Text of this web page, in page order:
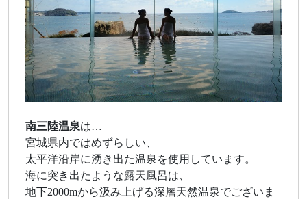
南三陸温泉は…
宮城県内ではめずらしい、
太平洋沿岸に湧き出た温泉を使用しています。
海に突き出たような露天風呂は、
地下2000mから汲み上げる深層天然温泉でございま